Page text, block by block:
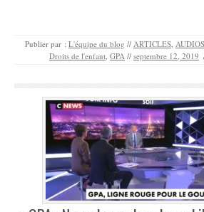
Publier par : L'équipe du blog // ARTICLES AUDIOS
Droits de l'enfant GPA // septembre 12, 2019